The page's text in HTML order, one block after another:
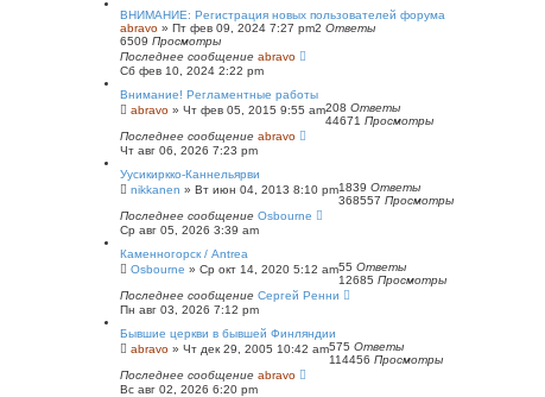
ВНИМАНИЕ: Регистрация новых пользователей форума
abravo » Пт фев 09, 2024 7:27 pm2 Ответы
6509 Просмотры
Последнее сообщение abravo
Сб фев 10, 2024 2:22 pm
Внимание! Регламентные работы
abravo » Чт фев 05, 2015 9:55 am208 Ответы
44671 Просмотры
Последнее сообщение abravo
Чт авг 06, 2026 7:23 pm
Уусикиркко-Каннельярви
nikkanen » Вт июн 04, 2013 8:10 pm1839 Ответы
368557 Просмотры
Последнее сообщение Osbourne
Ср авг 05, 2026 3:39 am
Каменногорск / Antrea
Osbourne » Ср окт 14, 2020 5:12 am55 Ответы
12685 Просмотры
Последнее сообщение Сергей Ренни
Пн авг 03, 2026 7:12 pm
Бывшие церкви в бывшей Финляндии
abravo » Чт дек 29, 2005 10:42 am575 Ответы
114456 Просмотры
Последнее сообщение abravo
Вс авг 02, 2026 6:20 pm